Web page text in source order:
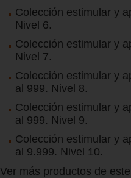
Colección estimular y
Nivel 6.
Colección estimular y
Nivel 7.
Colección estimular y
al 999. Nivel 8.
Colección estimular y
al 999. Nivel 9.
Colección estimular y
al 9.999. Nivel 10.
Ver más productos de